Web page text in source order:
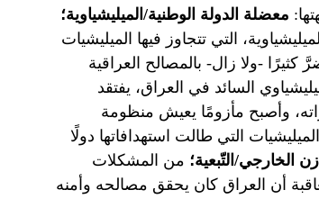
معضلة الدولة الوطنية/الميليشياوية؛
التي تتجاوز فيها الميليشيات
كثيرًا -ولا زال- بالمصالح العراقية
السائد في العراق، يفتقد
وأصبح مأزومًا يعيش منظومة
التي طالت استهدافاتها دولًا
الخارجي/التّبعية؛ من المشكلات
أن العراق كان يحقق مصالحه وأمنه